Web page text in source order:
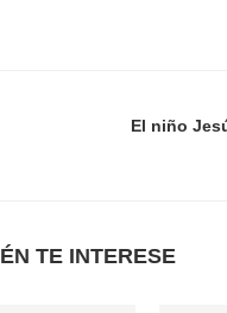
El niño
TE INTERESE